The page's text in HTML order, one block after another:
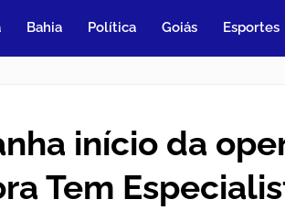
Bahia Política Goiás Esportes
início da
Tem